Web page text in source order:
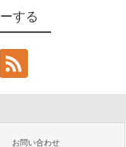
する
お問い合わせ